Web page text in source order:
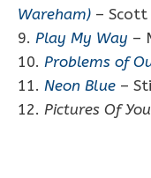
Wareham) – Scott
9. Play My Way –
10. Problems of
11. Neon Blue –
12. Pictures Of You